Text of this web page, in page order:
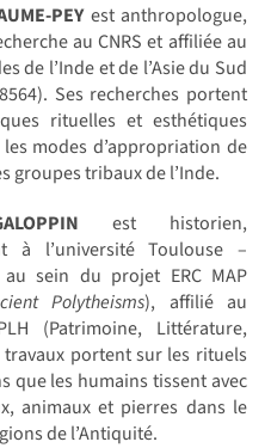
PEYest anthropologue,
au CNRS et affiliée au
de l’Inde et de l’Asie du Sud
8564). Ses recherches portent
rituelles et esthétiques
modes d’appropriation de
groupes tribaux de l’Inde.
est historien,
à l’université Toulouse –
sein du projet ERC MAP
Polytheisms), affilié au
(Patrimoine, Littérature,
travaux portent sur les rituels
que les humains tissent avec
animaux et pierres dans le
de l’Antiquité.